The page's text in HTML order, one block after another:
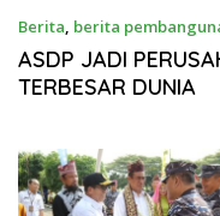
Berita, berita
ASDP JADI
TERBESAR DUNIA